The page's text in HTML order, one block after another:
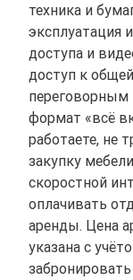
техника и
эксплуатация
доступа и
доступ к
формат «всё
работаете, не
закупку
скоростной
оплачивать
аренды. Цена
указана с